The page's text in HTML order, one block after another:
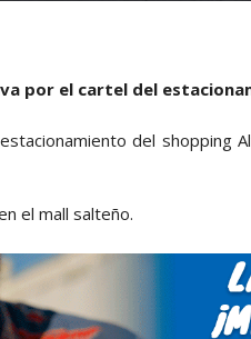
por el cartel del
del shopping
el mall salteño.